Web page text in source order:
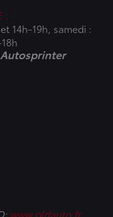
:
14h-19h, samedi :
www.pldauto.fr